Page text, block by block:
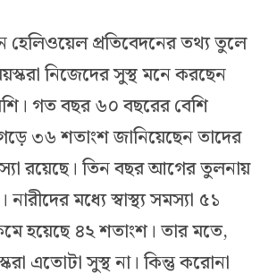
হেলিওয়েল প্রতিবেদনের তথ্য তুলে
নিজেদের সুস্থ মনে করছেন
গত বছর ৬০ বছরের বেশি
৩৬ শতাংশ জানিয়েছেন তাদের
রয়েছে। তিন বছর আগের তুলনায়
মধ্যে স্বাস্থ্য সমস্যা ৫১
হয়েছে ৪২ শতাংশ। তার মতে,
এতোটা সুস্থ না। কিন্তু করোনা